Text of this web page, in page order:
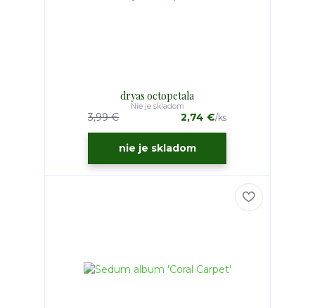
dryas octopetala
3,99 € 2,74 €/ks
Nie je skladom
nie je skladom